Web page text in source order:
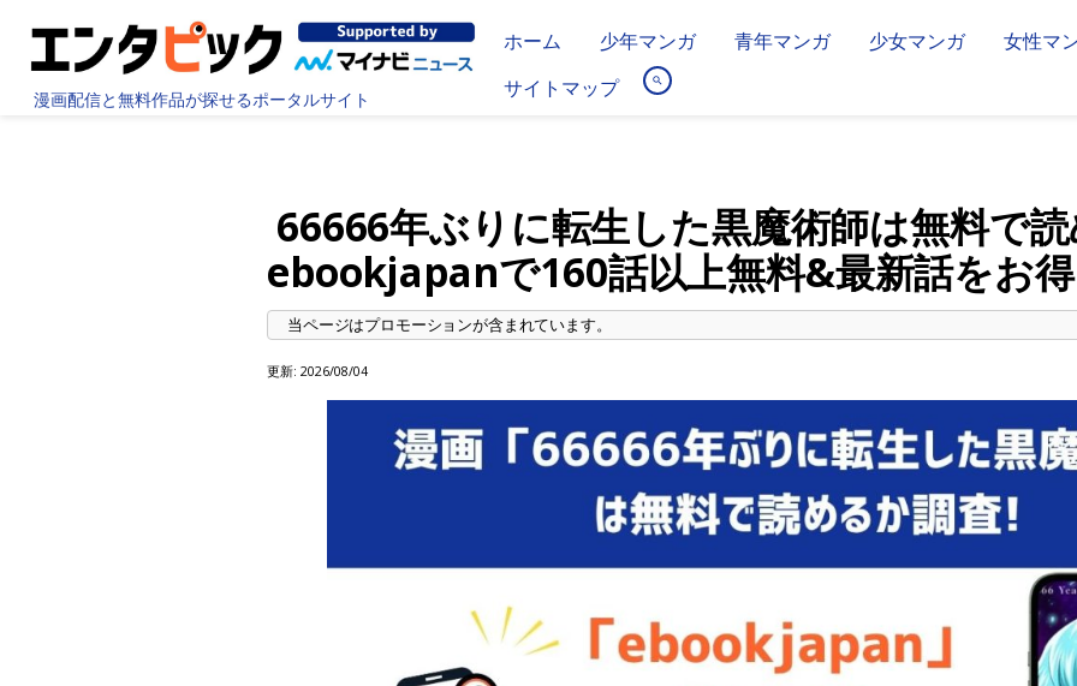
漫画配信と無料作品が探せるポータルサイト
ホーム 少年マンガ 青年マンガ 少女マンガ
女性マ
サイトマップ
66666年ぶりに転生した黒魔術師は無料で
ebookjapanで160話以上無料&最新話をお
更新: 2026/08/04